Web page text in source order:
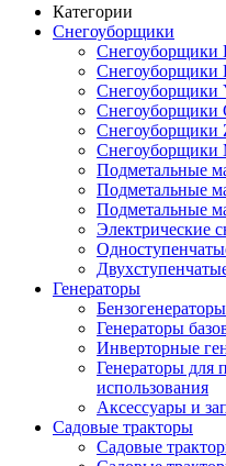
Категории
Снегоуборщики
Снегоуборщики
Снегоуборщики
Снегоуборщики
Снегоуборщики
Снегоуборщики
Подметальные
Подметальные
Электрические
Генераторы
Генераторы
Инверторные
Генераторы для
использования
Аксессуары и
Садовые тракторы
Садовые